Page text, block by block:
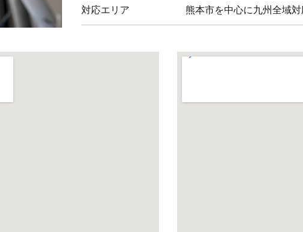
対応エリア 熊本市を中心に九州全域